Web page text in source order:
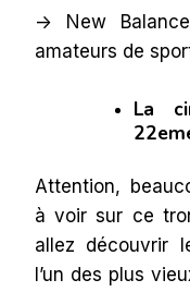
-> New
amateurs de
La
Attention,
à voir sur ce
allez découvrir
l’un des plus